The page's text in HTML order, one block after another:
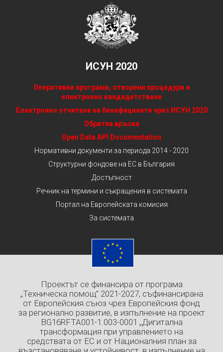
ИСУН 2020
Оперативни програми, отворени процедури и
електронно кандидатстване
Електронно отчитане на бенефициенти чрез ИСУН 2020
Обратна връзка
Open Data API Documentation
Нормативни документи за периода 2014 - 2020
Структурни фондове на ЕС в България
Достъпност
Речник на термини и съкращения в системата
Портал на Европейската комисия
За системата
Проектът се финансира от програма
„Техническа помощ” 2021-2027, съфинансирана
от Европейския съюз чрез Европейския фонд
за регионално развитие, в изпълнение на проект
BG16RFTA001-1.003-0001 „Дигитална
трансформация при управлението на
средствата от ЕС и от Националния план за